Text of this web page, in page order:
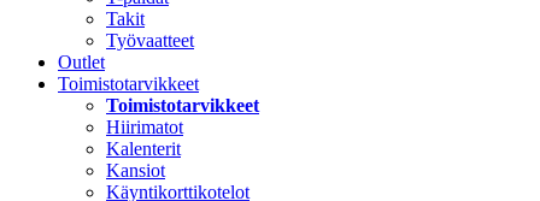
Takit
Työvaatteet
Outlet
Toimistotarvikkeet
Toimistotarvikkeet
Hiirimatot
Kalenterit
Kansiot
Käyntikorttikotelot